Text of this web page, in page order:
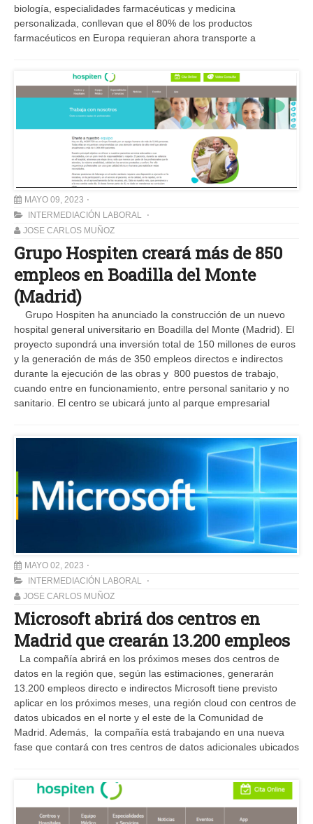
biología, especialidades farmacéuticas y medicina
personalizada, conllevan que el 80% de los productos
farmacéuticos en Europa requieran ahora transporte a
MAYO 09, 2023
INTERMEDIACIÓN LABORAL
JOSE CARLOS MUÑOZ
Grupo Hospiten creará más de 850
empleos en Boadilla del Monte
(Madrid)
Grupo Hospiten ha anunciado la construcción de un nuevo
hospital general universitario en Boadilla del Monte (Madrid). El
proyecto supondrá una inversión total de 150 millones de euros
y la generación de más de 350 empleos directos e indirectos
durante la ejecución de las obras y 800 puestos de trabajo,
cuando entre en funcionamiento, entre personal sanitario y no
sanitario. El centro se ubicará junto al parque empresarial
MAYO 02, 2023
INTERMEDIACIÓN LABORAL
JOSE CARLOS MUÑOZ
Microsoft abrirá dos centros en
Madrid que crearán 13.200 empleos
La compañía abrirá en los próximos meses dos centros de
datos en la región que, según las estimaciones, generarán
13.200 empleos directo e indirectos Microsoft tiene previsto
aplicar en los próximos meses, una región cloud con centros de
datos ubicados en el norte y el este de la Comunidad de
Madrid. Además, la compañía está trabajando en una nueva
fase que contará con tres centros de datos adicionales ubicados